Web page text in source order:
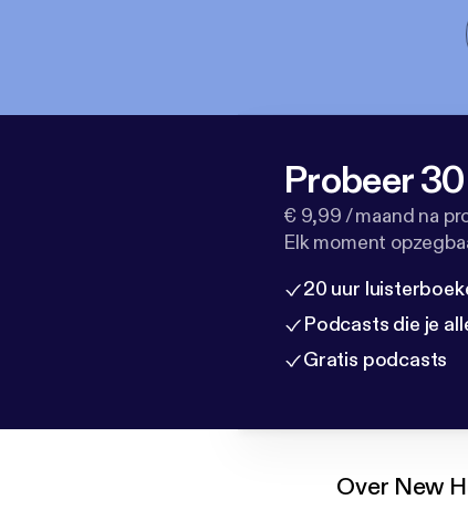
Probeer
€ 9,99 / maand na
Elk moment
20 uur
Podcasts die je
Gratis podcasts
Over New